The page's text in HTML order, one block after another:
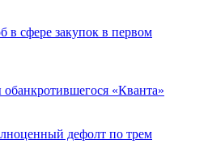
сфере закупок в первом
«Кванта»
дефолт по трем